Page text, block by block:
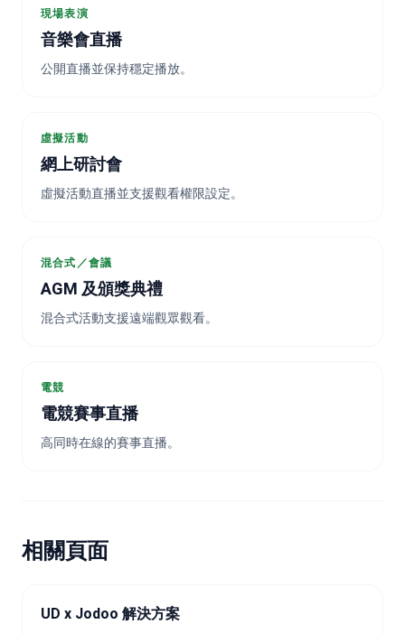
現場表演
音樂會直播
公開直播並保持穩定播放。
虛擬活動
網上研討會
虛擬活動直播並支援觀看權限設定。
混合式／會議
AGM 及頒獎典禮
混合式活動支援遠端觀眾觀看。
電競
電競賽事直播
高同時在線的賽事直播。
相關頁面
UD x Jodoo 解決方案